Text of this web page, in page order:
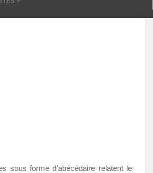
sous forme d’abécédaire relatent le